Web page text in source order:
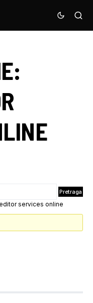
services online